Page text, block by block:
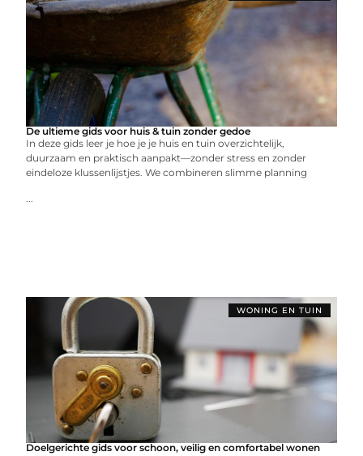
De ultieme gids voor huis & tuin zonder gedoe
In deze gids leer je hoe je je huis en tuin overzichtelijk,
duurzaam en praktisch aanpakt—zonder stress en zonder
eindeloze klussenlijstjes. We combineren slimme planning
...
WONING EN TUIN
Doelgerichte gids voor schoon, veilig en comfortabel wonen